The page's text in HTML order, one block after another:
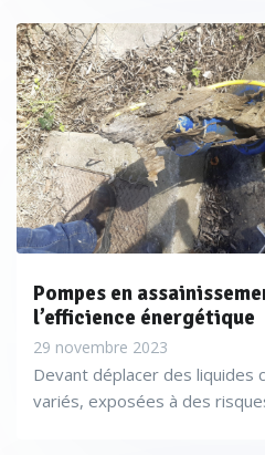
Pompes en
l’efficience énergétique
29 novembre 2023
Devant déplacer des liquides
variés, exposées à des